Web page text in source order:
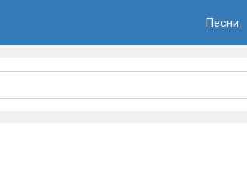
Песни